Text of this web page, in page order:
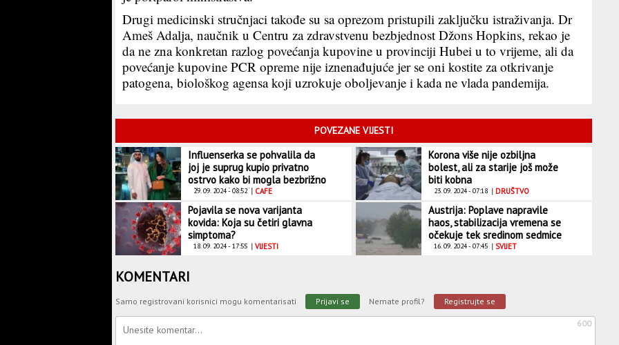
Drugi medicinski stručnjaci takođe su sa oprezom pristupili zaključku istraživanja. Dr
Ameš Adalja, naučnik u Centru za zdravstvenu bezbjednost Džons Hopkins, rekao je
da ne zna konkretan razlog povećanja kupovine u provinciji Hubei u to vrijeme, ali da
povećanje kupovine PCR opreme nije iznenađujuće jer se oni kostite za otkrivanje
patogena, biološkog agensa koji uzrokuje oboljevanje i kada ne vlada pandemija.
POVEZANE VIJESTI
Influenserka se pohvalila da
joj je suprug kupio privatno
ostrvo kako bi mogla bezbrižno
uživati u bikiniju
29. 09. 2024 - 08:52 CAFE
Korona više nije ozbiljna
bolest, ali za starije još može
biti kobna
23. 09. 2024 - 07:18 | DRUŠTVO
Pojavila se nova varijanta
kovida: Koja su četiri glavna
simptoma?
18. 09. 2024 - 17:55 | VIJESTI
Austrija: Poplave napravile
haos, stabilizacija vremena se
očekuje tek sredinom sedmice
16. 09. 2024 - 07:45 | SVIJET
KOMENTARI
Samo registrovani korisnici mogu komentarisati Prijavi se Nemate profil? Registrujte se
600